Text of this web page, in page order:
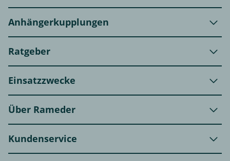
Anhängerkupplungen
Ratgeber
Einsatzzwecke
Über Rameder
Kundenservice